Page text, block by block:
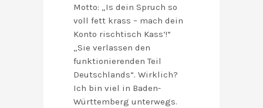
Motto: „Is dein Spruch so
voll fett krass – mach dein
Konto rischtisch Kass‘!“
„Sie verlassen den
funktionierenden Teil
Deutschlands“. Wirklich?
Ich bin viel in Baden-
Württemberg unterwegs.